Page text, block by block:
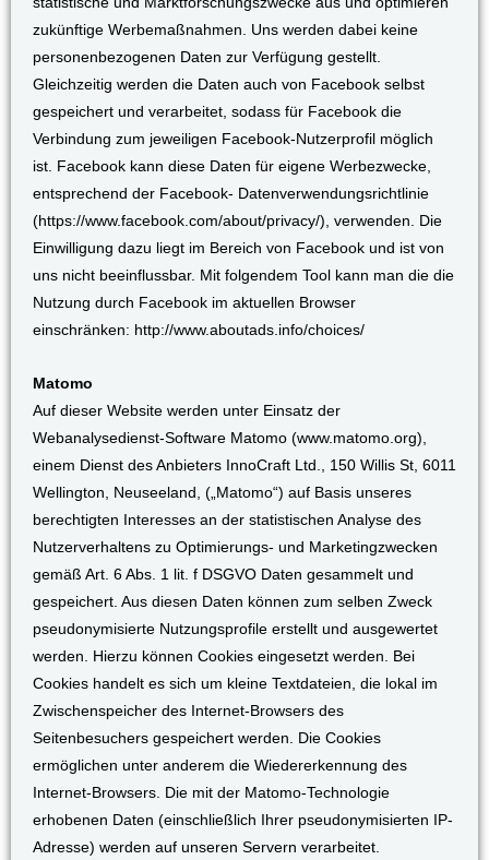
zukünftige Werbemaßnahmen. Uns werden dabei keine
personenbezogenen Daten zur Verfügung gestellt.
Gleichzeitig werden die Daten auch von Facebook selbst
gespeichert und verarbeitet, sodass für Facebook die
Verbindung zum jeweiligen Facebook-Nutzerprofil möglich
ist. Facebook kann diese Daten für eigene Werbezwecke,
entsprechend der Facebook- Datenverwendungsrichtlinie
(https://www.facebook.com/about/privacy/), verwenden. Die
Einwilligung dazu liegt im Bereich von Facebook und ist von
uns nicht beeinflussbar. Mit folgendem Tool kann man die die
Nutzung durch Facebook im aktuellen Browser
einschränken: http://www.aboutads.info/choices/
Matomo
Auf dieser Website werden unter Einsatz der
Webanalysedienst-Software Matomo (www.matomo.org),
einem Dienst des Anbieters InnoCraft Ltd., 150 Willis St, 6011
Wellington, Neuseeland, („Matomo“) auf Basis unseres
berechtigten Interesses an der statistischen Analyse des
Nutzerverhaltens zu Optimierungs- und Marketingzwecken
gemäß Art. 6 Abs. 1 lit. f DSGVO Daten gesammelt und
gespeichert. Aus diesen Daten können zum selben Zweck
pseudonymisierte Nutzungsprofile erstellt und ausgewertet
werden. Hierzu können Cookies eingesetzt werden. Bei
Cookies handelt es sich um kleine Textdateien, die lokal im
Zwischenspeicher des Internet-Browsers des
Seitenbesuchers gespeichert werden. Die Cookies
ermöglichen unter anderem die Wiedererkennung des
Internet-Browsers. Die mit der Matomo-Technologie
erhobenen Daten (einschließlich Ihrer pseudonymisierten IP-
Adresse) werden auf unseren Servern verarbeitet.